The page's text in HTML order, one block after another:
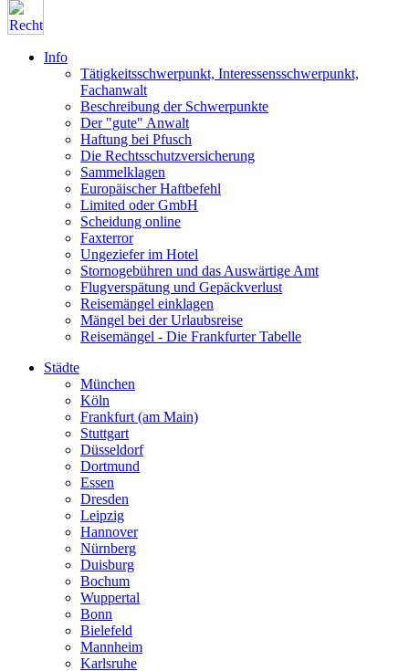
Info
Tätigkeitsschwerpunkt, Interessensschwerpunkt,
Fachanwalt
Beschreibung der Schwerpunkte
Der "gute" Anwalt
Haftung bei Pfusch
Die Rechtsschutzversicherung
Sammelklagen
Europäischer Haftbefehl
Limited oder GmbH
Scheidung online
Faxterror
Ungeziefer im Hotel
Stornogebühren und das Auswärtige Amt
Flugverspätung und Gepäckverlust
Reisemängel einklagen
Mängel bei der Urlaubsreise
Reisemängel - Die Frankfurter Tabelle
Städte
München
Köln
Frankfurt (am Main)
Stuttgart
Düsseldorf
Dortmund
Essen
Dresden
Leipzig
Hannover
Nürnberg
Duisburg
Bochum
Wuppertal
Bonn
Bielefeld
Mannheim
Karlsruhe